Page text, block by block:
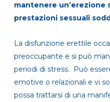
mantenere
prestazioni sessuali
La disfunzione erettile
preoccupante e si può
periodi di stress. Può
emotive o relazionali e vi
possa trattarsi di una